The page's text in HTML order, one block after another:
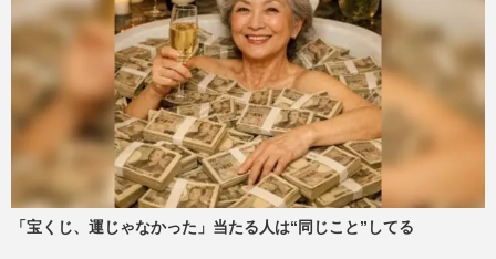
「宝くじ、運じゃなかった」当たる人は“同じこと”してる